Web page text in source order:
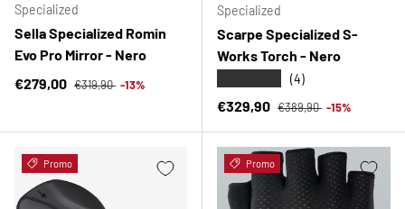
Specialized
Sella Specialized Romin
Evo Pro Mirror - Nero
Prezzo di vendita
€279,00 Prezzo normale
€319,90 -13%
Specialized
Scarpe Specialized S-
Works Torch - Nero
(4)
Prezzo di vendita
€329,90 Prezzo normale
€389,90 -15%
Promo Promo